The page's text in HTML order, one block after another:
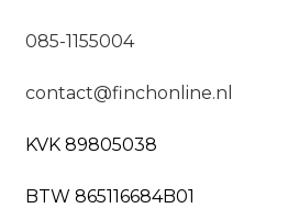
085-1155004
contact@finchonline.nl
KVK 89805038
BTW 865116684B01